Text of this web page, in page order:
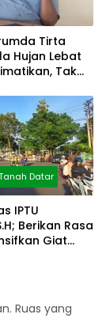
Tirta
Hujan Lebat
Tak
Datar
IPTU
Berikan Rasa
Giat
Ruas yang